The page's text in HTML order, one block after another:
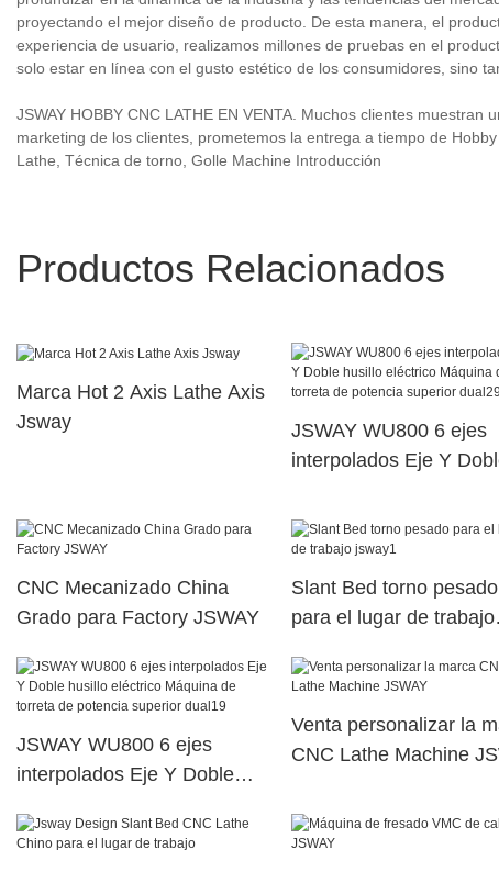
proyectando el mejor diseño de producto. De esta manera, el
experiencia de usuario, realizamos millones de pruebas en el
solo estar en línea con el gusto estético de los consumidores, sino
JSWAY HOBBY CNC LATHE EN VENTA. Muchos clientes
marketing de los clientes, prometemos la entrega a tiempo de
Lathe, Técnica de torno, Golle Machine Introducción
Productos Relacionados
Marca Hot 2 Axis Lathe Axis
Jsway
JSWAY WU800 6 ejes
interpolados Eje Y
torreta de potencia
dual29
CNC Mecanizado China
Grado para Factory JSWAY
Slant Bed torno pesado
para el lugar de trabajo
JSWAY WU800 6 ejes
interpolados Eje Y Doble
torreta de potencia superior
Venta personalizar la
CNC Lathe Machine